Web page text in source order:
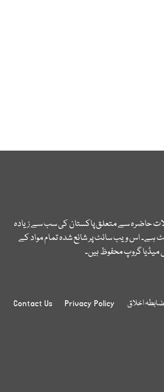
حاضرہ سے متعلق پاکستان کی سب سے زیادہ
ہے۔ اس ویب سائٹ پر شائع شدہ تمام مواد کے
گروپ محفوظ ہیں۔
ضابطہ اخلاق Privacy Policy
Contact Us